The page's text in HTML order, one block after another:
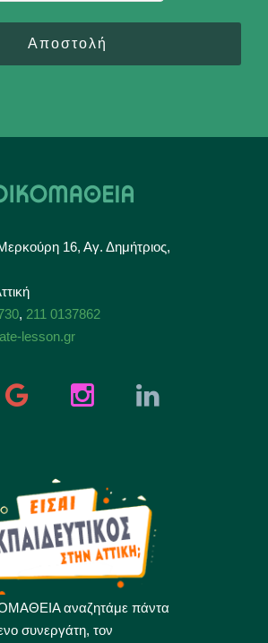
Αποστολή
16, Αγ. Δημήτριος,
, 211 0137862
lesson.gr
αναζητάμε πάντα
συνεργάτη, τον